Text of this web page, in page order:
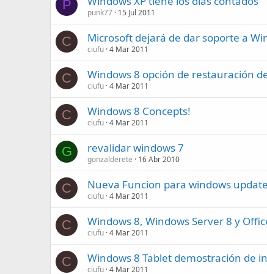
P
punk77 15 Jul 2011
C Microsoft dejará de dar soporte a
ciufu 4 Mar 2011
C Windows 8 opción de restauración
ciufu 4 Mar 2011
C Windows 8 Concepts!
ciufu 4 Mar 2011
G revalidar windows 7
gonzalderete 16 Abr 2010
C Nueva Funcion para windows
ciufu 4 Mar 2011
C Windows 8, Windows Server 8 y
ciufu 4 Mar 2011
C Windows 8 Tablet demostración de
ciufu 4 Mar 2011